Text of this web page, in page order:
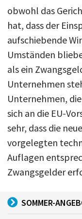
obwohl das
hat, dass der
aufschiebende
Umständen
als ein
Unternehmen
Unternehmen,
sich an die EU-
sehr, dass die
vorgelegten
Auflagen
Zwangsgelder
SOMMER-